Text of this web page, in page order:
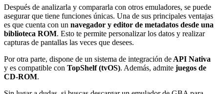
Después de analizarla y compararla con otros emuladores, se puede
asegurar que tiene funciones únicas. Una de sus principales ventajas
es que cuenta con un navegador y editor de metadatos desde una
biblioteca ROM. Esto te permite personalizar los datos y realizar
capturas de pantallas las veces que desees.
Por otra parte, dispone de un sistema de integración de API Nativa
y es compatible con TopShelf (tvOS). Además, admite juegos de
CD-ROM.